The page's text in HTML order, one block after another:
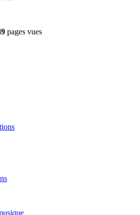
pages vues